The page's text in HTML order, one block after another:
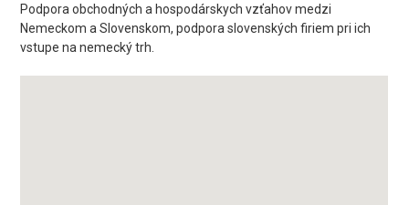
Podpora obchodných a hospodárskych vzťahov medzi
Nemeckom a Slovenskom, podpora slovenských firiem pri ich
vstupe na nemecký trh.